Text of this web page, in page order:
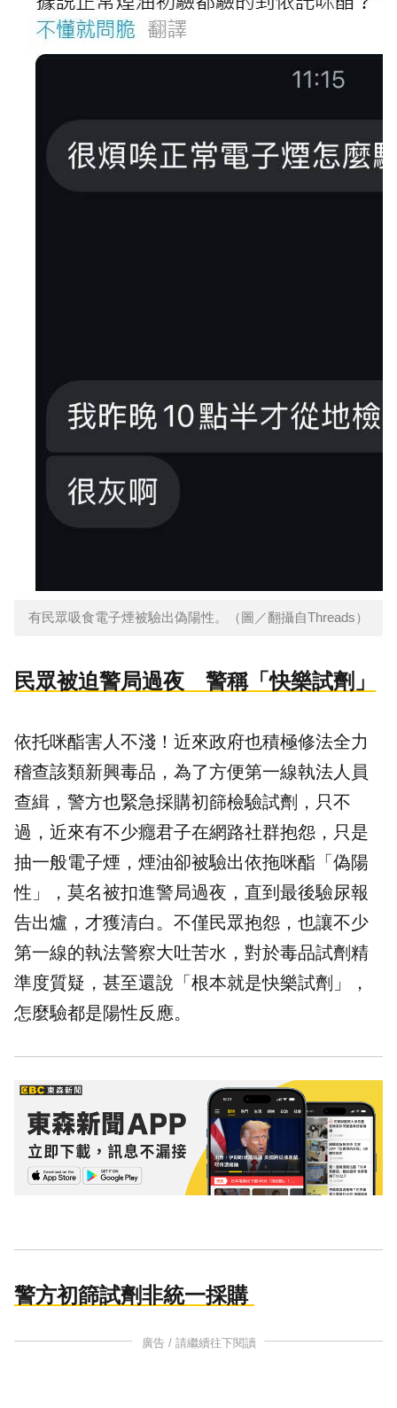
有民眾吸食電子煙被驗出偽陽性。（圖／翻攝自Threads）
民眾被迫警局過夜 警稱「快樂試劑」
依托咪酯害人不淺！近來政府也積極修法全力
稽查該類新興毒品，為了方便第一線執法人員
查緝，警方也緊急採購初篩檢驗試劑 ，只不
過，近來有不少癮君子在網路社群抱怨，只是
抽一般電子煙，煙油卻被驗出依拖咪酯「偽陽
性」，莫名被扣進警局過夜，直到最後驗尿報
告出爐，才獲清白。不僅民眾抱怨，也讓不少
第一線的執法警察大吐苦水，對於毒品試劑精
準度質疑，甚至還說「根本就是快樂試劑」，
怎麼驗都是陽性反應。
警方初篩試劑非統一採購
廣告 / 請繼續往下閱讀